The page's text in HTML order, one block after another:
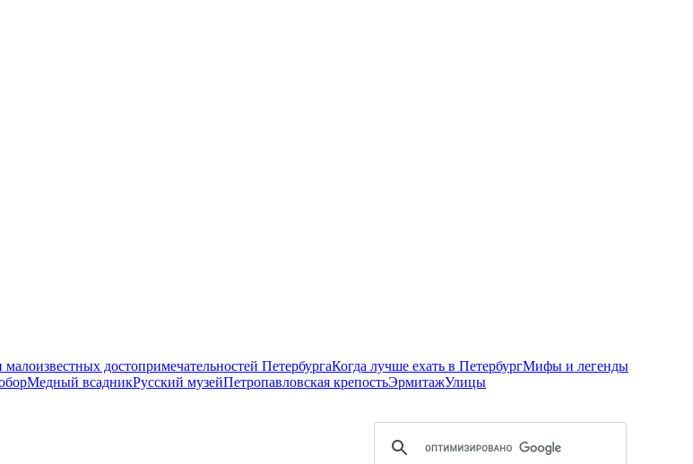
малоизвестных достопримечательностей ПетербургаКогда лучше ехать в ПетербургМифы и легенды
Медный всадникРусский музейПетропавловская крепостьЭрмитажУлицы